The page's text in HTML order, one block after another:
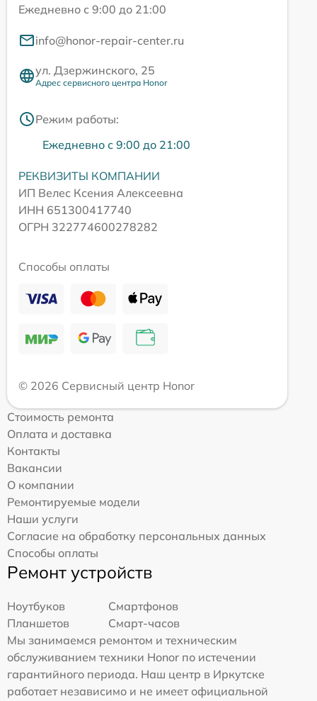
Ежедневно с 9:00 до 21:00
info@honor-repair-center.ru
ул. Дзержинского, 25
Адрес сервисного центра Honor
Режим работы:
Ежедневно с 9:00 до 21:00
РЕКВИЗИТЫ КОМПАНИИ
ИП Велес Ксения Алексеевна
ИНН 651300417740
ОГРН 322774600278282
Способы оплаты
© 2026 Сервисный центр Honor
Стоимость ремонта
Оплата и доставка
Контакты
Вакансии
О компании
Ремонтируемые модели
Наши услуги
Согласие на обработку персональных данных
Способы оплаты
Ремонт устройств
Ноутбуков
Смартфонов
Планшетов
Смарт-часов
Мы занимаемся ремонтом и техническим
обслуживанием техники Honor по истечении
гарантийного периода. Наш центр в Иркутске
работает независимо и не имеет официальной